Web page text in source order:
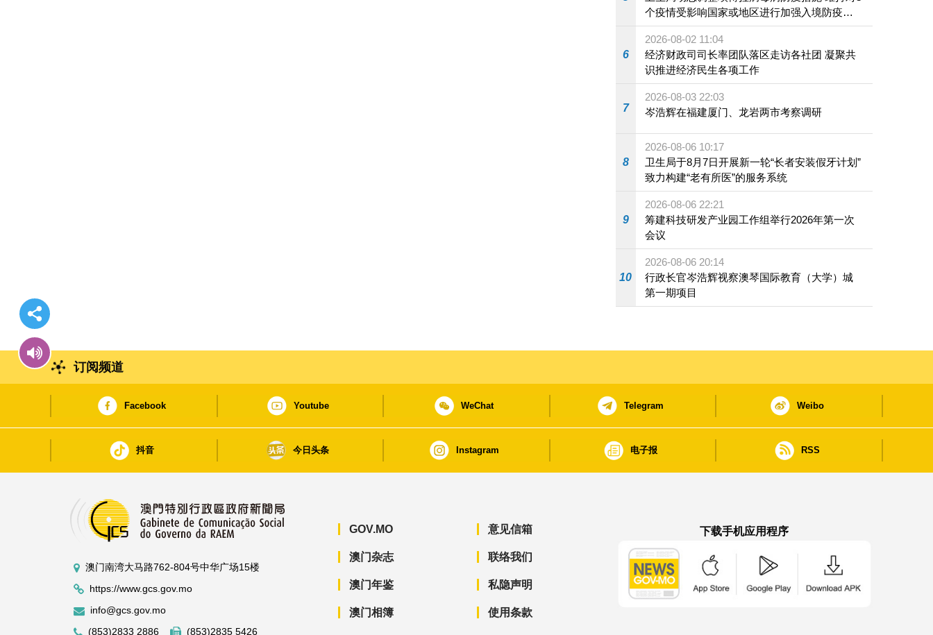
个疫情受影响国家或地区进行加强入境防疫措
施
6
2026-08-02 11:04
经济财政司司长率团队落区走访各社团 凝聚共
识推进经济民生各项工作
7
2026-08-03 22:03
岑浩辉在福建厦门、龙岩两市考察调研
8
2026-08-06 10:17
卫生局于8月7日开展新一轮“长者安装假牙计划”
致力构建“老有所医”的服务系统
9
2026-08-06 22:21
筹建科技研发产业园工作组举行2026年第一次
会议
10
2026-08-06 20:14
行政长官岑浩辉视察澳琴国际教育（大学）城
第一期项目
订阅频道
Facebook Youtube WeChat Telegram Weibo
抖音 今日头条 Instagram 电子报 RSS
澳门南湾大马路762-804号中华广场15楼
https://www.gcs.gov.mo
info@gcs.gov.mo
(853)2833 2886
(853)2835 5426
GOV.MO
澳门杂志
澳门年鉴
澳门相簿
意见信箱
联络我们
私隐声明
使用条款
下载手机应用程序